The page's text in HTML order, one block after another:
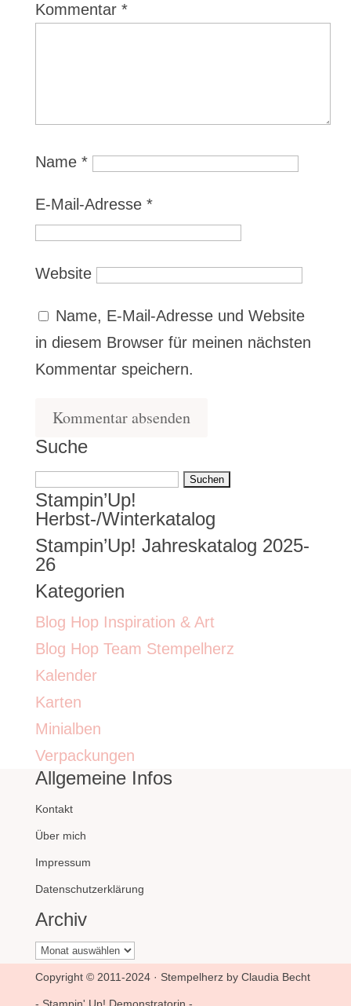
Kommentar *
Name *
E-Mail-Adresse *
Website
Name, E-Mail-Adresse und Website
in diesem Browser für meinen nächsten
Kommentar speichern.
Suche
Suchen
nach:
Stampin’Up!
Herbst-/Winterkatalog
Stampin’Up! Jahreskatalog 2025-
26
Kategorien
Blog Hop Inspiration & Art
Blog Hop Team Stempelherz
Kalender
Karten
Minialben
Verpackungen
Allgemeine Infos
Kontakt
Über mich
Impressum
Datenschutzerklärung
Archiv
Archiv
Copyright © 2011-2024 · Stempelherz by Claudia Becht